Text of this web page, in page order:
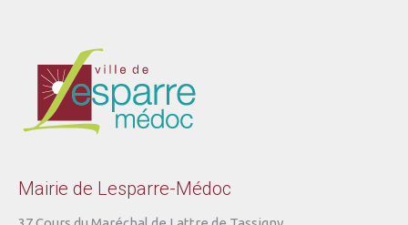
Mairie de Lesparre-Médoc